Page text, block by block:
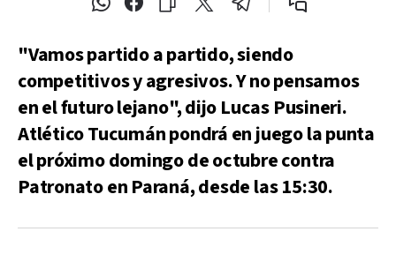
"Vamos partido a partido, siendo
competitivos y agresivos. Y no pensamos
en el futuro lejano", dijo Lucas Pusineri.
Atlético Tucumán pondrá en juego la punta
el próximo domingo de octubre contra
Patronato en Paraná, desde las 15:30.